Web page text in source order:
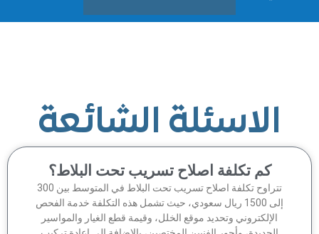
الاسئلة الشائعة
كم تكلفة اصلاح تسريب تحت البلاط؟
تتراوح تكلفة اصلاح تسريب تحت البلاط في المتوسط بين 300
إلى 1500 ريال سعودي، حيث تشمل هذه التكلفة خدمة الفحص
الإلكتروني وتحديد موقع الخلل، وقيمة قطع الغيار والمواسير